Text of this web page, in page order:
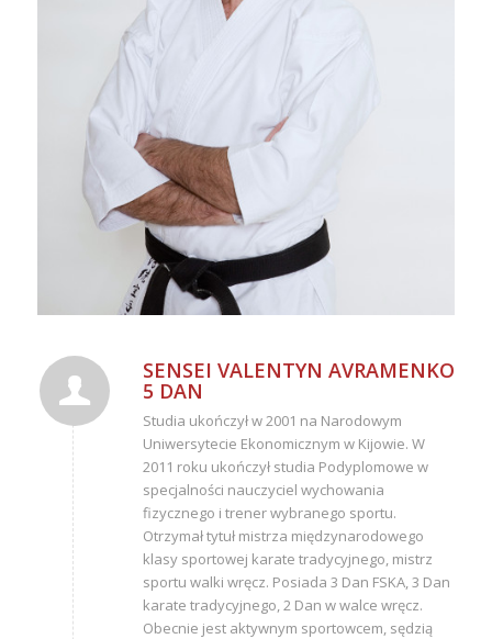
SENSEI VALENTYN AVRAMENKO
5 DAN
Studia ukończył w 2001 na Narodowym
Uniwersytecie Ekonomicznym w Kijowie. W
2011 roku ukończył studia Podyplomowe w
specjalności nauczyciel wychowania
fizycznego i trener wybranego sportu.
Otrzymał tytuł mistrza międzynarodowego
klasy sportowej karate tradycyjnego, mistrz
sportu walki wręcz. Posiada 3 Dan FSKA, 3 Dan
karate tradycyjnego, 2 Dan w walce wręcz.
Obecnie jest aktywnym sportowcem, sędzią